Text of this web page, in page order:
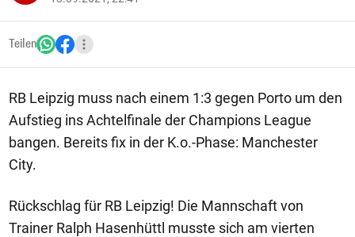
Teilen
RB Leipzig muss nach einem 1:3 gegen Porto um den
Aufstieg ins Achtelfinale der Champions League
bangen. Bereits fix in der K.o.-Phase: Manchester
City.
Rückschlag für RB Leipzig! Die Mannschaft von
Trainer Ralph Hasenhüttl musste sich am vierten